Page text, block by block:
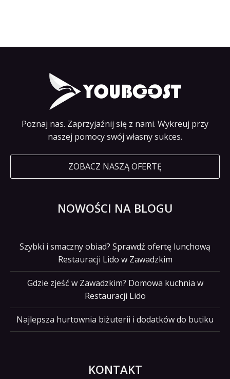
Poznaj nas. Zaprzyjaźnij się z nami. Wykreuj przy
naszej pomocy swój własny sukces.
ZOBACZ NASZĄ OFERTĘ
NOWOŚCI NA BLOGU
Szybki i smaczny obiad? Sprawdź ofertę lunchową
Restauracji Lido w Zawadzkim
Gdzie zjeść w Zawadzkim? Domowa kuchnia w
Restauracji Lido
Najlepsza hurtownia biżuterii i dodatków do butiku
KONTAKT